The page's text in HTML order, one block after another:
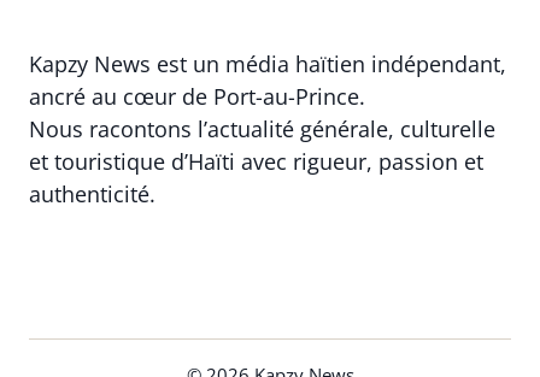
Kapzy News est un média haïtien indépendant,
ancré au cœur de Port-au-Prince.
Nous racontons l’actualité générale, culturelle
et touristique d’Haïti avec rigueur, passion et
authenticité.